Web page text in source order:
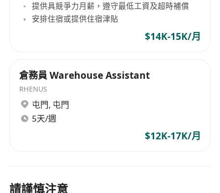
提供具競爭力月薪，遵守最低工資及超時補償
安排住宿或提供住宿津貼
$14K-15K/月
倉務員 Warehouse Assistant
RHENUS
屯門, 屯門
5天/週
$12K-17K/月
請謹慎注意